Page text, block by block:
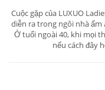
Cuộc gặp của LUXUO
diễn ra trong ngôi nhà
Ở tuổi ngoài 40, khi mọi
nếu cách đây